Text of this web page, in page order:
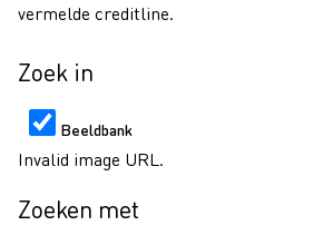
vermelde creditline.
Zoek in
Beeldbank
Invalid image URL.
Zoeken met